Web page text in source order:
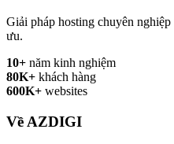
Giải pháp hosting chuyên
ưu.
10+ năm kinh nghiệm
80K+ khách hàng
600K+ websites
Về AZDIGI